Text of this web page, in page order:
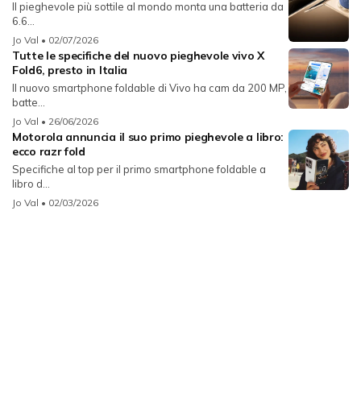
Il pieghevole più sottile al mondo monta una batteria da
6.6...
Jo Val • 02/07/2026
Tutte le specifiche del nuovo pieghevole vivo X
Fold6, presto in Italia
Il nuovo smartphone foldable di Vivo ha cam da 200 MP,
batte...
Jo Val • 26/06/2026
Motorola annuncia il suo primo pieghevole a libro:
ecco razr fold
Specifiche al top per il primo smartphone foldable a
libro d...
Jo Val • 02/03/2026